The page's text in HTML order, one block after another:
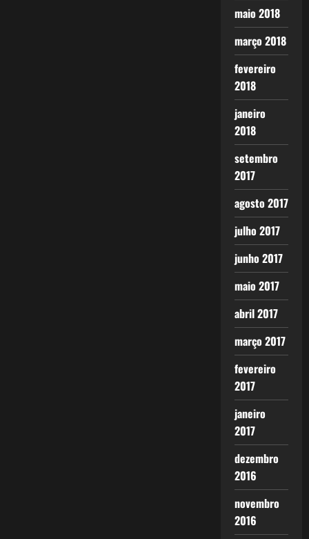
maio 2018
março 2018
fevereiro
2018
janeiro
2018
setembro
2017
agosto 2017
julho 2017
junho 2017
maio 2017
abril 2017
março 2017
fevereiro
2017
janeiro
2017
dezembro
2016
novembro
2016